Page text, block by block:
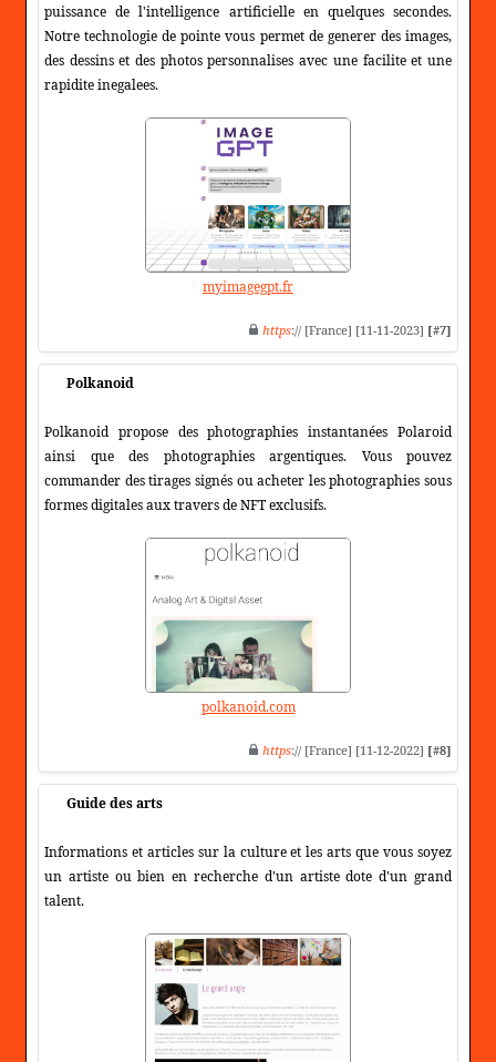
puissance de l'intelligence artificielle en quelques secondes.
Notre technologie de pointe vous permet de generer des images,
des dessins et des photos personnalises avec une facilite et une
rapidite inegalees.
myimagegpt.fr
https:// [France] [11-11-2023] [#7]
Polkanoid
Polkanoid propose des photographies instantanées Polaroid
ainsi que des photographies argentiques. Vous pouvez
commander des tirages signés ou acheter les photographies sous
formes digitales aux travers de NFT exclusifs.
polkanoid.com
https:// [France] [11-12-2022] [#8]
Guide des arts
Informations et articles sur la culture et les arts que vous soyez
un artiste ou bien en recherche d'un artiste dote d'un grand
talent.